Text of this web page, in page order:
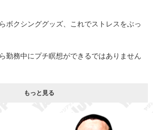
ボクシンググッズ、これでストレスをぶっ
勤務中にプチ瞑想ができるではありません
もっと見る